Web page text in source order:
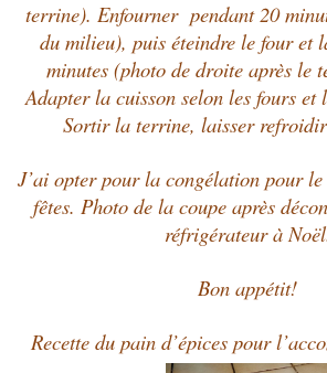
terrine). Enfourner pendant 20
du milieu), puis éteindre le four et
minutes (photo de droite après le
Adapter la cuisson selon les fours et
Sortir la terrine, laisser
J’ai opter pour la congélation pour
fêtes. Photo de la coupe après
réfrigérateur à
Bon appétit!
Recette du pain d’épices pour